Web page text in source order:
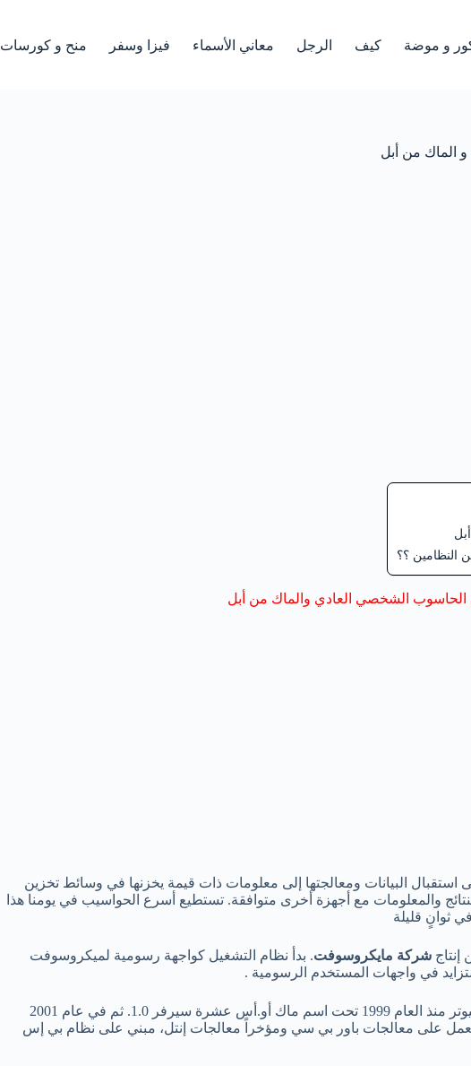
و موضة كيف الرجل معاني الأسماء فيزا وسفر منح و كورسات
الماك من أبل
النظامين ؟؟
الحاسوب الشخصي العادي والماك من أبل
استقبال البيانات ومعالجتها إلى معلومات ذات قيمة يخزنها في وسائط تخزين
والمعلومات مع أجهزة أخرى متوافقة. تستطيع أسرع الحواسيب في يومنا هذا
ثوانٍ قليلة
شركة مايكروسوفت. بدأ نظام التشغيل كواجهة رسومية لميكروسوفت
كمبيوتر منذ العام 1999 تحت اسم ماك أو.أس عشرة سيرفر 1.0. ثم في عام 2001
المنزلية باسم ماك أو.أس عشرة 10.0. ويعمل على معالجات باور بي سي ومؤخراً معالجات إنتل، مبني على نظام بي إس